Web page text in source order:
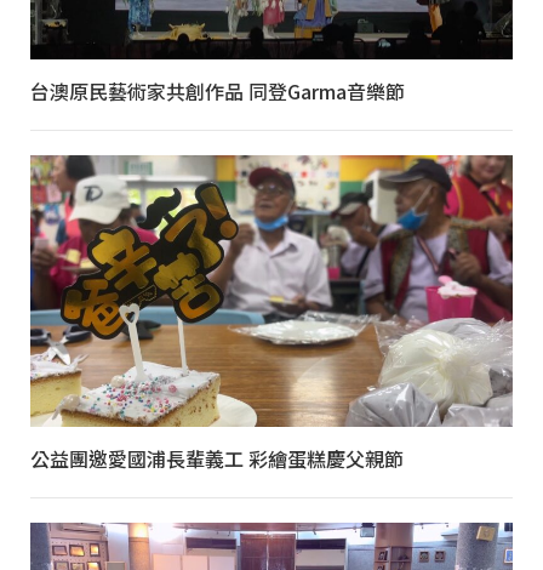
台澳原民藝術家共創作品 同登Garma音樂節
公益團邀愛國浦長輩義工 彩繪蛋糕慶父親節